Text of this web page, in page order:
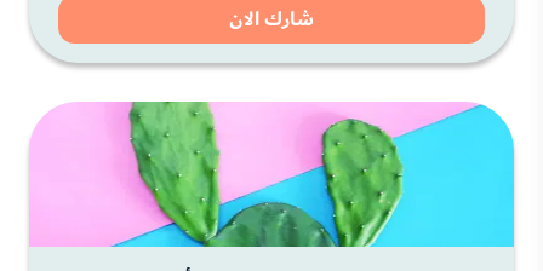
شارك الان